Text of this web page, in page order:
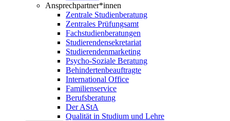
Ansprechpartner*innen
Zentrale Studienberatung
Zentrales Prüfungsamt
Fachstudienberatungen
Studierendensekretariat
Studierendenmarketing
Psycho-Soziale Beratung
Behindertenbeauftragte
International Office
Familienservice
Berufsberatung
Der AStA
Qualität in Studium und Lehre